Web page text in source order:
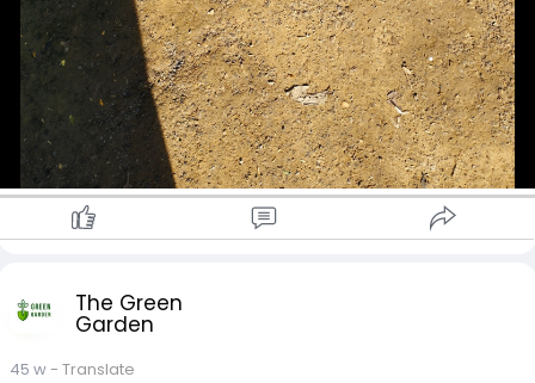
The Green
Garden
45 w- Translate